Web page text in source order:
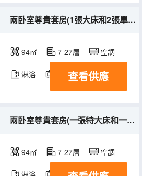
兩卧室尊貴套房(1張大床和2張單人床) @ 帝盛公寓
94㎡ 7-27層 空調
淋浴 電視機 冰箱
查看供應
兩卧室尊貴套房(一張特大床和一張大床) @ 帝盛公寓
94㎡ 7-27層 空調